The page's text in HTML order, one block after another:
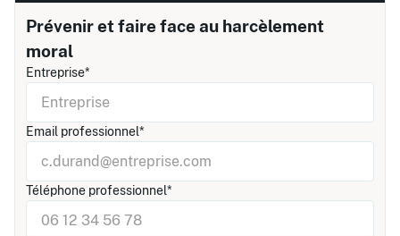
Prévenir et faire face au harcèlement
moral
Entreprise*
Email professionnel*
Téléphone professionnel*